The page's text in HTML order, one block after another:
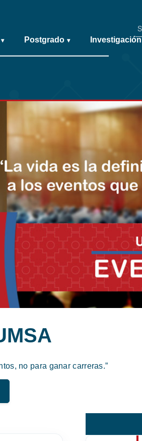
▾ Postgrado ▾ Investigación
no para ganar carreras.”